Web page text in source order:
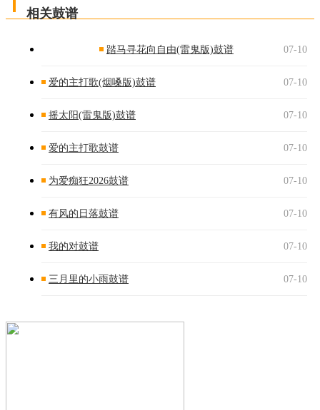
相关鼓谱
踏马寻花向自由(雷鬼版)鼓谱 07-10
爱的主打歌(烟嗓版)鼓谱 07-10
摇太阳(雷鬼版)鼓谱 07-10
爱的主打歌鼓谱 07-10
为爱痴狂2026鼓谱 07-10
有风的日落鼓谱 07-10
我的对鼓谱 07-10
三月里的小雨鼓谱 07-10